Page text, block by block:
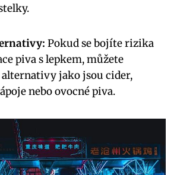
Pokud se bojíte rizika
piva s lepkem, můžete
jako jsou cider,
nebo ovocné piva.